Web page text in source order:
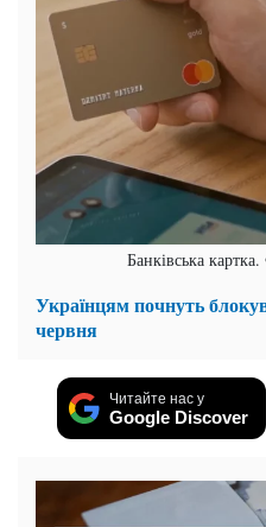
Банківська
Українцям почнуть
червня
Читайте нас у
Google Discover